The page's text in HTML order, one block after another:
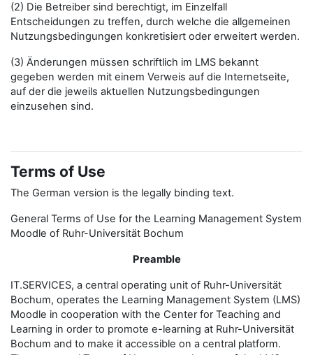
(2) Die Betreiber sind berechtigt, im Einzelfall
Entscheidungen zu treffen, durch welche die allgemeinen
Nutzungsbedingungen konkretisiert oder erweitert werden.
(3) Änderungen müssen schriftlich im LMS bekannt
gegeben werden mit einem Verweis auf die Internetseite,
auf der die jeweils aktuellen Nutzungsbedingungen
einzusehen sind.
Terms of Use
The German version is the legally binding text.
General Terms of Use for the Learning Management System
Moodle of Ruhr-Universität Bochum
Preamble
IT.SERVICES, a central operating unit of Ruhr-Universität
Bochum, operates the Learning Management System (LMS)
Moodle in cooperation with the Center for Teaching and
Learning in order to promote e-learning at Ruhr-Universität
Bochum and to make it accessible on a central platform.